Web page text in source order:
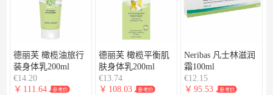
德丽芙 橄榄油旅行
装身体乳200ml
€14.20
￥ 111.64 参考价
德丽芙 橄榄平衡肌
肤身体乳200ml
€13.74
￥ 108.03 参考价
Neribas 凡士林滋润
霜100ml
€12.15
￥ 95.53 参考价